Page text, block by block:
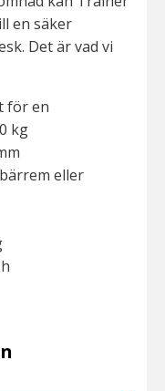
en säker
Det är vad vi
för en
kg
eller